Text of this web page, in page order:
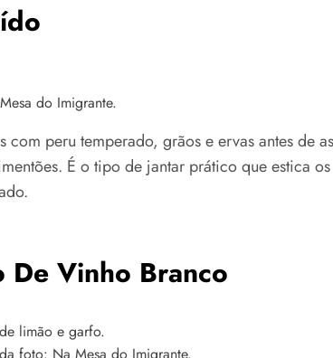
do Imigrante.
peru temperado, grãos e ervas antes de
É o tipo de jantar prático que estica
De Vinho Branco